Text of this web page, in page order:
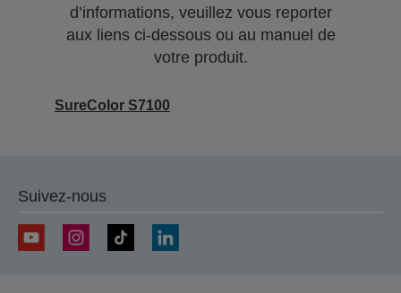
d’informations, veuillez vous reporter
aux liens ci-dessous ou au manuel de
votre produit.
SureColor S7100
Suivez-nous